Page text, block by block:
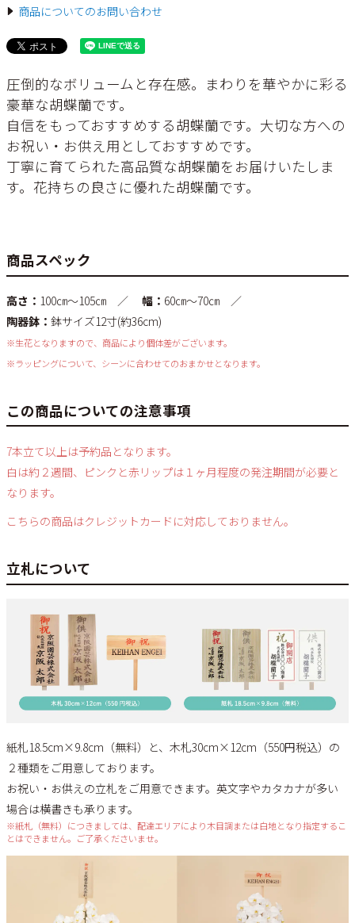
商品についてのお問い合わせ
圧倒的なボリュームと存在感。まわりを華やかに彩る
豪華な胡蝶蘭です。
自信をもっておすすめする胡蝶蘭です。大切な方への
お祝い・お供え用としておすすめです。
丁寧に育てられた高品質な胡蝶蘭をお届けいたしま
す。花持ちの良さに優れた胡蝶蘭です。
商品スペック
高さ： 100㎝～105㎝ ／ 幅： 60㎝～70㎝ ／
陶器鉢： 鉢サイズ12寸(約36cm)
※生花となりますので、商品により個体差がございます。
※ラッピングについて、シーンに合わせてのおまかせとなります。
この商品についての注意事項
7本立て以上は予約品となります。
白は約２週間、ピンクと赤リップは１ヶ月程度の発注期間が必要と
なります。
こちらの商品はクレジットカードに対応しておりません。
立札について
紙札18.5cm×9.8cm（無料）と、木札30cm×12cm（550円税込）の
２種類をご用意しております。
お祝い・お供えの立札をご用意できます。英文字やカタカナが多い
場合は横書きも承ります。
※紙札（無料）につきましては、配達エリアにより木目調または白地となり指定するこ
とはできません。ご了承くださいませ。